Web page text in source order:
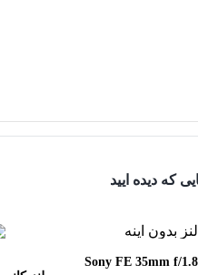
که دیده ایید